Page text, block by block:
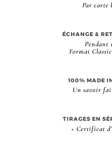
Par carte
ÉCHANGE &
Pendant
Format
100% MADE
Un savoir
TIRAGES EN
+ Certificat